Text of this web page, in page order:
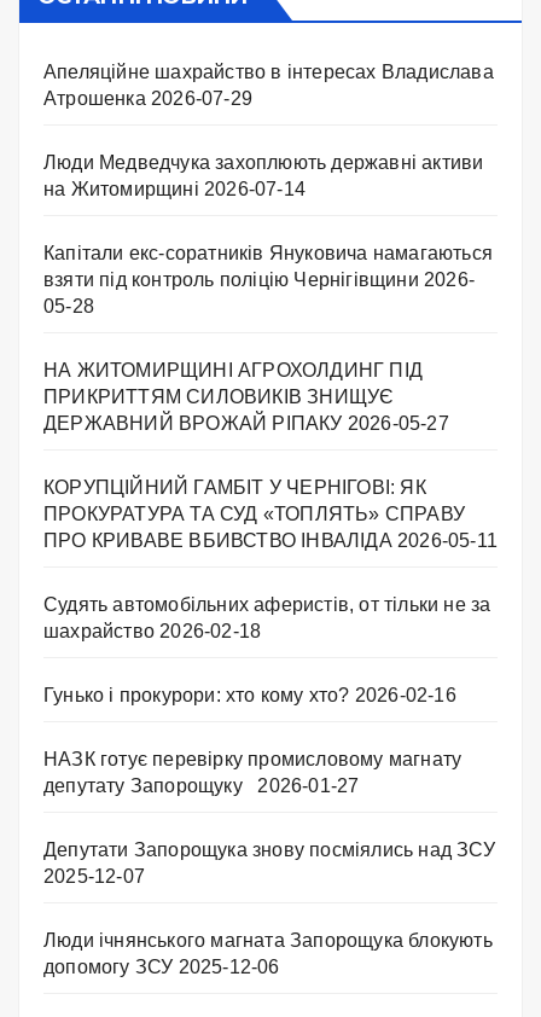
Апеляційне шахрайство в інтересах Владислава
Атрошенка 2026-07-29
Люди Медведчука захоплюють державні активи
на Житомирщині 2026-07-14
Капітали екс-соратників Януковича намагаються
взяти під контроль поліцію Чернігівщини 2026-
05-28
НА ЖИТОМИРЩИНІ АГРОХОЛДИНГ ПІД
ПРИКРИТТЯМ СИЛОВИКІВ ЗНИЩУЄ
ДЕРЖАВНИЙ ВРОЖАЙ РІПАКУ ​ 2026-05-27
КОРУПЦІЙНИЙ ГАМБІТ У ЧЕРНІГОВІ: ЯК
ПРОКУРАТУРА ТА СУД «ТОПЛЯТЬ» СПРАВУ
ПРО КРИВАВЕ ВБИВСТВО ІНВАЛІДА 2026-05-11
Судять автомобільних аферистів, от тільки не за
шахрайство 2026-02-18
Гунько і прокурори: хто кому хто? 2026-02-16
НАЗК готує перевірку промисловому магнату
депутату Запорощуку
2026-01-27
Депутати Запорощука знову посміялись над ЗСУ
2025-12-07
Люди ічнянського магната Запорощука блокують
допомогу ЗСУ 2025-12-06